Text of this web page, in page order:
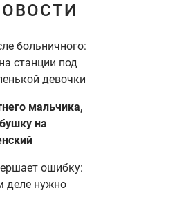
больничного:
станции под
девочки
мальчика,
на
ошибку:
деле нужно